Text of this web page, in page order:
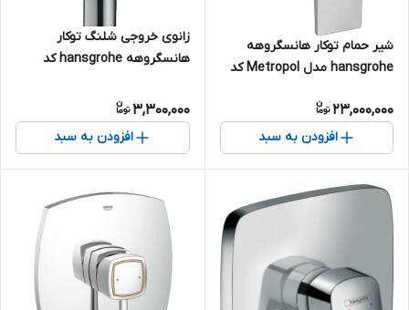
شیر حمام توکار هانسگروهه
hansgrohe مدل Metropol کد
23,000,000
افزودن به سبد
زانوی خروجی شلنگ توکار
هانسگروهه hansgrohe کد
3,300,000
افزودن به سبد